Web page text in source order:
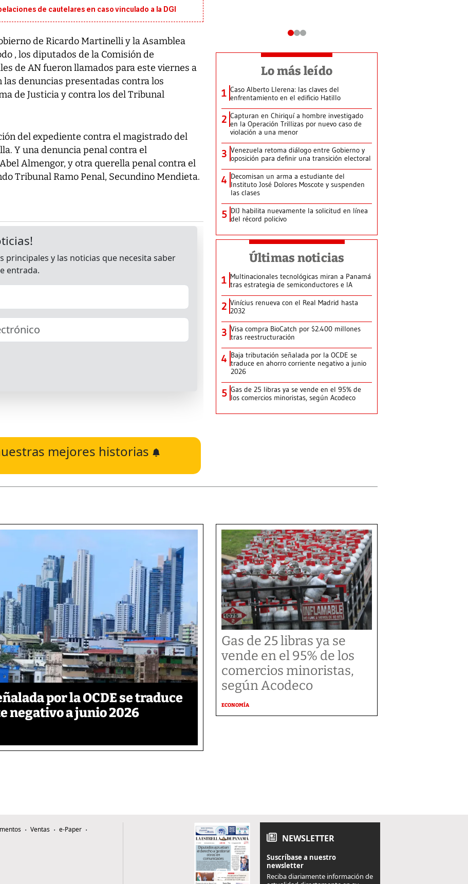
de cautelares en caso vinculado a la DGI
de Ricardo Martinelli y la Asamblea
, los diputados de la Comisión de
de AN fueron llamados para este viernes a
las denuncias presentadas contra los
de Justicia y contra los del Tribunal
del expediente contra el magistrado del
Y una denuncia penal contra el
Almengor, y otra querella penal contra el
Tribunal Ramo Penal, Secundino Mendieta.
mejores historias
Lo más leído
1 Caso Alberto Llerena: las claves del
enfrentamiento en el edificio Hatillo
2 Capturan en Chiriquí a hombre investigado
en la Operación Trillizas por nuevo caso de
violación a una menor
3 Venezuela retoma diálogo entre Gobierno y
oposición para definir una transición electoral
4 Decomisan un arma a estudiante del
Instituto José Dolores Moscote y suspenden
las clases
5 DIJ habilita nuevamente la solicitud en línea
del récord policivo
Últimas noticias
1 Multinacionales tecnológicas miran a Panamá
tras estrategia de semiconductores e IA
2 Vinícius renueva con el Real Madrid hasta
2032
3 Visa compra BioCatch por $2.400 millones
tras reestructuración
4 Baja tributación señalada por la OCDE se
traduce en ahorro corriente negativo a junio
2026
5 Gas de 25 libras ya se vende en el 95% de
los comercios minoristas, según Acodeco
por la OCDE se traduce
negativo a junio 2026
Gas de 25 libras ya se
vende en el 95% de los
comercios minoristas,
según Acodeco
ECONOMÍA
Ventas
e-Paper
NEWSLETTER
Suscríbase a nuestro
newsletter
Reciba diariamente información de